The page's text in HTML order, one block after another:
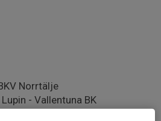
Norrtälje
- Vallentuna BK